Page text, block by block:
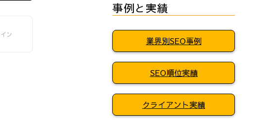
ン
事例と実績
業界別SEO事例
SEO順位実績
クライアント実績